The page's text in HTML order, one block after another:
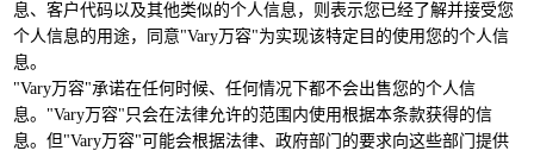
息、客户代码以及其他类似的个人信息，则表示您已经了解并接受您
个人信息的用途，同意"Vary万容"为实现该特定目的使用您的个人信
息。
"Vary万容"承诺在任何时候、任何情况下都不会出售您的个人信
息。"Vary万容"只会在法律允许的范围内使用根据本条款获得的信
息。但"Vary万容"可能会根据法律、政府部门的要求向这些部门提供